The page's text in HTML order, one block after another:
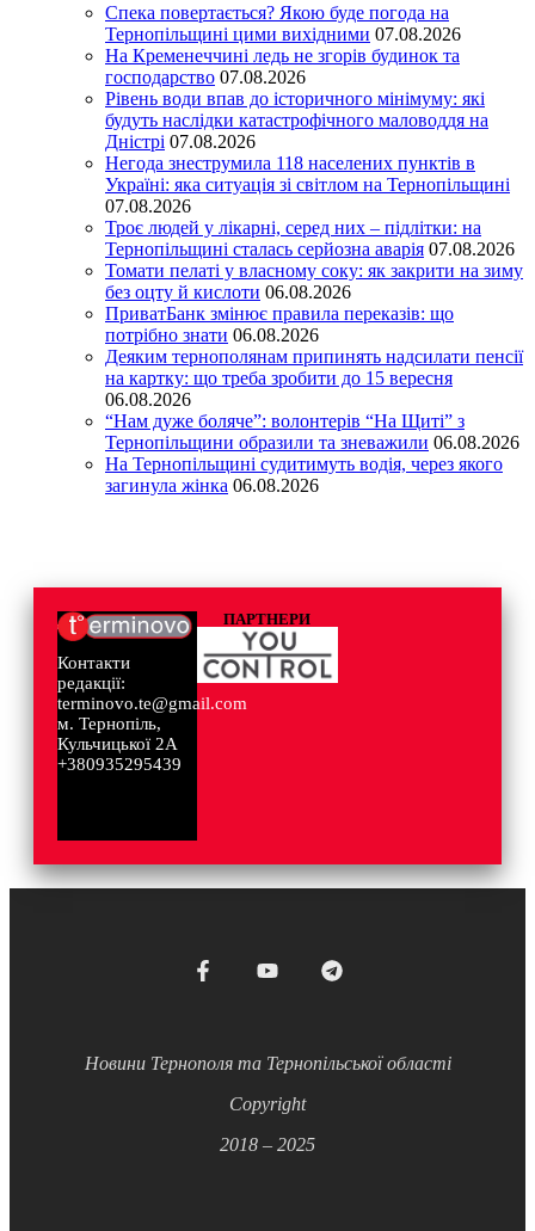
Спека повертається? Якою буде погода на
Тернопільщині цими вихідними 07.08.2026
На Кременеччині ледь не згорів будинок та
господарство 07.08.2026
Рівень води впав до історичного мінімуму: які
будуть наслідки катастрофічного маловоддя на
Дністрі 07.08.2026
Негода знеструмила 118 населених пунктів в
Україні: яка ситуація зі світлом на Тернопільщині
07.08.2026
Троє людей у лікарні, серед них – підлітки: на
Тернопільщині сталась серйозна аварія 07.08.2026
Томати пелаті у власному соку: як закрити на зиму
без оцту й кислоти 06.08.2026
ПриватБанк змінює правила переказів: що
потрібно знати 06.08.2026
Деяким тернополянам припинять надсилати пенсії
на картку: що треба зробити до 15 вересня
06.08.2026
“Нам дуже боляче”: волонтерів “На Щиті” з
Тернопільщини образили та зневажили 06.08.2026
На Тернопільщині судитимуть водія, через якого
загинула жінка 06.08.2026
Контакти
редакції:
terminovo.te@gmail.com
м. Тернопіль,
Кульчицької 2А
+380935295439
ПАРТНЕРИ
Новини Тернополя та Тернопільської області
Copyright
2018 – 2025